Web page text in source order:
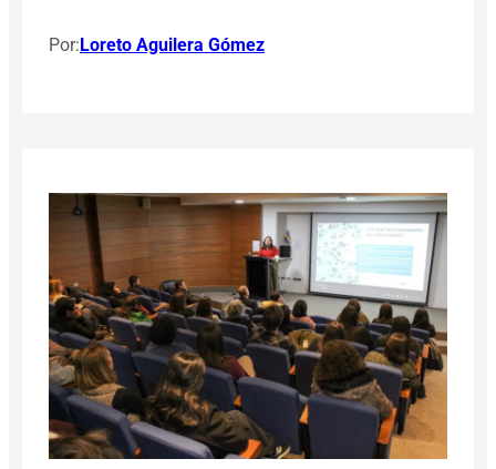
Por: Loreto Aguilera Gómez